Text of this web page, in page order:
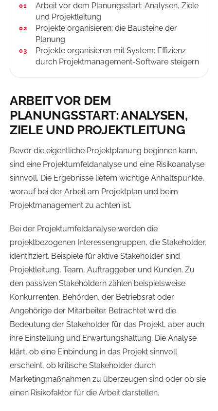
Arbeit vor dem Planungsstart: Analysen, Ziele
und Projektleitung
Projekte organisieren: die Bausteine der
Planung
Projekte organisieren mit System: Effizienz
durch Projektmanagement-Software steigern
ARBEIT VOR DEM
PLANUNGSSTART: ANALYSEN,
ZIELE UND PROJEKTLEITUNG
Bevor die eigentliche Projektplanung beginnen kann,
sind eine Projektumfeldanalyse und eine Risikoanalyse
sinnvoll. Die Ergebnisse liefern wichtige Anhaltspunkte,
worauf bei der Arbeit am Projektplan und beim
Projektmanagement zu achten ist.
Bei der Projektumfeldanalyse werden die
projektbezogenen Interessengruppen, die Stakeholder,
identifiziert. Beispiele für aktive Stakeholder sind
Projektleitung, Team, Auftraggeber und Kunden. Zu
den passiven Stakeholdern zählen beispielsweise
Konkurrenten, Behörden, der Betriebsrat oder
Angehörige der Mitarbeiter. Betrachtet wird die
Bedeutung der Stakeholder für das Projekt, aber auch
ihre Einstellung und Erwartungshaltung. Die Analyse
klärt, ob eine Einbindung in das Projekt sinnvoll
erscheint, ob kritische Stakeholder durch
Marketingmaßnahmen zu überzeugen sind oder ob sie
einen Risikofaktor für die Arbeit darstellen.